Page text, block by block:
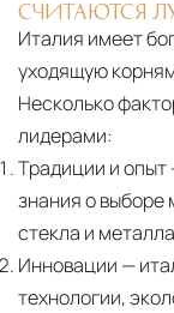
СЧИТАЮТСЯ
Италия имеет
уходящую
Несколько
лидерами:
Традиции и опыт
знания о выборе
стекла и
Инновации —
технологии,